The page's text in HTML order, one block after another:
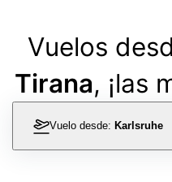
Vuelos
Tirana, ¡las
Vuelo desde: Karlsruhe